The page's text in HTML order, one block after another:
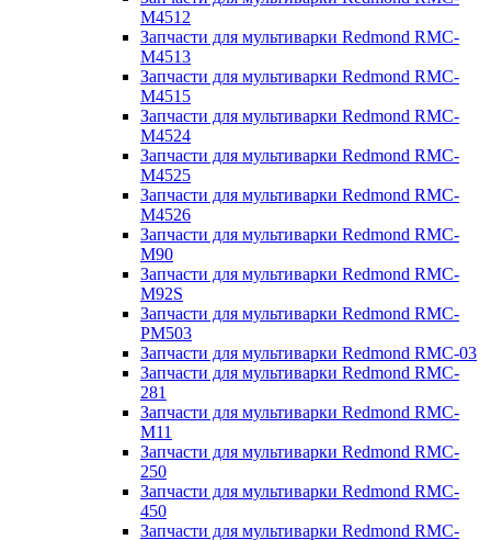
M4512
Запчасти для мультиварки Redmond RMC-
M4513
Запчасти для мультиварки Redmond RMC-
M4515
Запчасти для мультиварки Redmond RMC-
M4524
Запчасти для мультиварки Redmond RMC-
M4525
Запчасти для мультиварки Redmond RMC-
M4526
Запчасти для мультиварки Redmond RMC-
M90
Запчасти для мультиварки Redmond RMC-
M92S
Запчасти для мультиварки Redmond RMC-
PM503
Запчасти для мультиварки Redmond RMC-03
Запчасти для мультиварки Redmond RMC-
281
Запчасти для мультиварки Redmond RMC-
M11
Запчасти для мультиварки Redmond RMC-
250
Запчасти для мультиварки Redmond RMC-
450
Запчасти для мультиварки Redmond RMC-